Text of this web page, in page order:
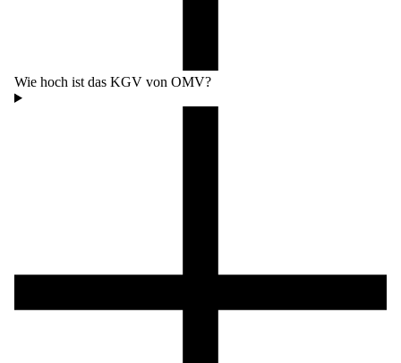
Wie hoch ist das KGV von OMV?